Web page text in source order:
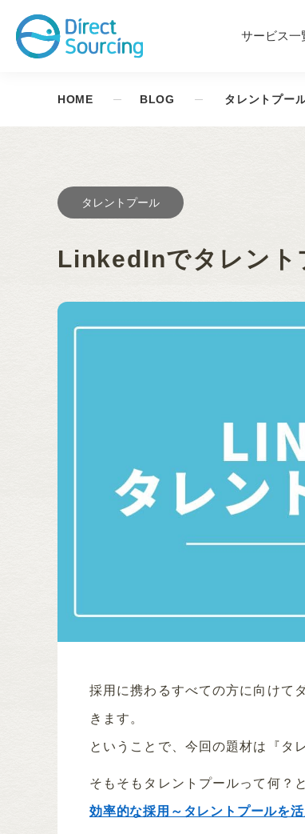
サービス一
HOME BLOG タレントプー
タレントプール
LinkedInでタレント
採用に携わるすべての方に向けて
きます。
ということで、今回の題材は『タ
そもそもタレントプールって何？
効率的な採用～タレントプールを